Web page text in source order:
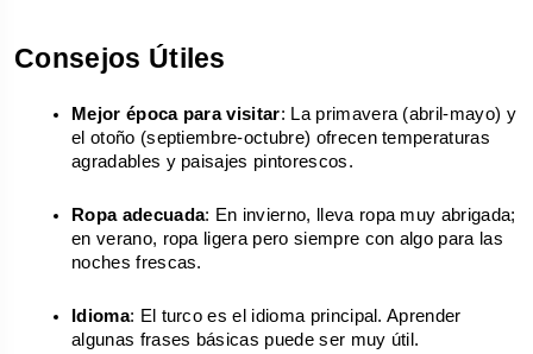
Consejos Útiles
Mejor época para visitar: La primavera (abril-mayo) y
el otoño (septiembre-octubre) ofrecen temperaturas
agradables y paisajes pintorescos.
Ropa adecuada: En invierno, lleva ropa muy abrigada;
en verano, ropa ligera pero siempre con algo para las
noches frescas.
Idioma: El turco es el idioma principal. Aprender
algunas frases básicas puede ser muy útil.